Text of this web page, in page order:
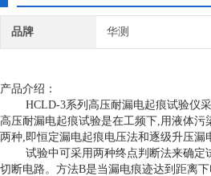
品牌 华测
产品介绍：
HCLD-3系列高压耐漏电起痕试验仪
高压耐漏电起痕试验是在工频下,用液体
两种,即恒定漏电起痕电压法和逐级升压漏
试验中可采用两种终点判断法来确定
切断电路。方法B是当漏电痕迹达到距离